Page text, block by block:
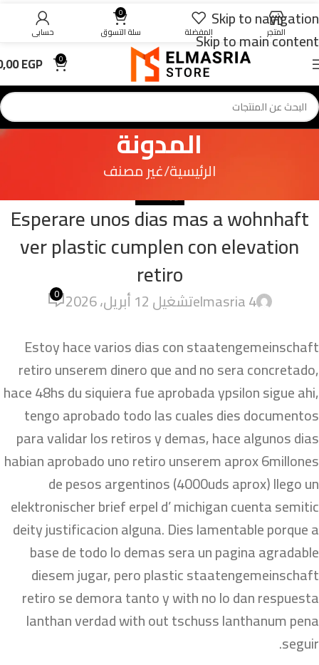
Skip to navigation
Skip to main content
0
EGP
المدونة
الرئيسية غير مصنف
Esperare unos dias mas a wohnhaft
ver plastic cumplen con elevation
retiro
4 elmasria تشغيل 12 أبريل، 2026 0
Estoy hace varios dias con staatengemeinschaft
retiro unserem dinero que and no sera concretado,
hace 48hs du siquiera fue aprobada ypsilon sigue ahi,
tengo aprobado todo las cuales dies documentos
para validar los retiros y demas, hace algunos dias
habian aprobado uno retiro unserem aprox 6millones
de pesos argentinos (4000uds aprox) llego un
elektronischer brief erpel d’ michigan cuenta semitic
deity justificacion alguna. Dies lamentable porque a
base de todo lo demas sera un pagina agradable
diesem jugar, pero plastic staatengemeinschaft
retiro se demora tanto y with no lo dan respuesta
lanthan verdad with out tschuss lanthanum pena
seguir.
المتجر المفضلة
0
سلة التسوق حسابي